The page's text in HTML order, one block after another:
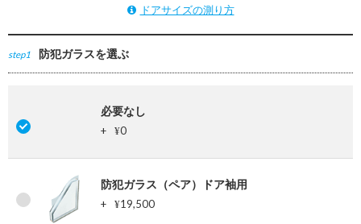
ドアサイズの測り方
step1 防犯ガラスを選ぶ
必要なし
+ ¥0
防犯ガラス（ペア）ドア袖用
+ ¥19,500